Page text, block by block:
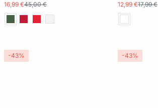
16,99 €45,00 € 12,99 €17,99 €
-43% -43%